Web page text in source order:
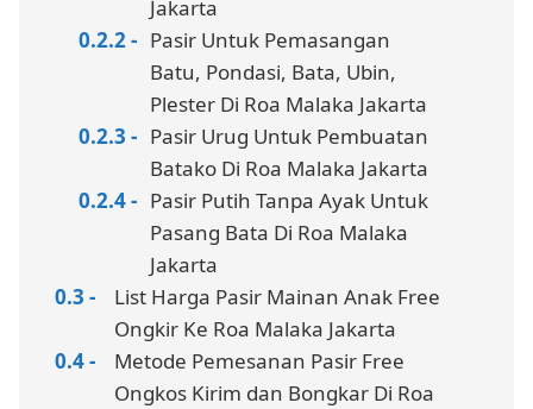
Jakarta
Pasir Untuk Pemasangan
Batu, Pondasi, Bata, Ubin,
Plester Di Roa Malaka Jakarta
Pasir Urug Untuk Pembuatan
Batako Di Roa Malaka Jakarta
Pasir Putih Tanpa Ayak Untuk
Pasang Bata Di Roa Malaka
Jakarta
List Harga Pasir Mainan Anak Free
Ongkir Ke Roa Malaka Jakarta
Metode Pemesanan Pasir Free
Ongkos Kirim dan Bongkar Di Roa